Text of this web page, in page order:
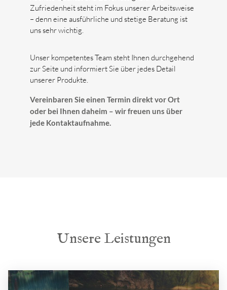
Zufriedenheit steht im Fokus unserer Arbeitsweise
– denn eine ausführliche und stetige Beratung ist
uns sehr wichtig.
Unser kompetentes Team steht Ihnen durchgehend
zur Seite und informiert Sie über jedes Detail
unserer Produkte.
Vereinbaren Sie einen Termin direkt vor Ort
oder bei Ihnen daheim – wir freuen uns über
jede Kontaktaufnahme.
Unsere Leistungen